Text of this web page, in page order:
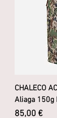
CHALECO
Aliaga 150g
Precio
85,00 €